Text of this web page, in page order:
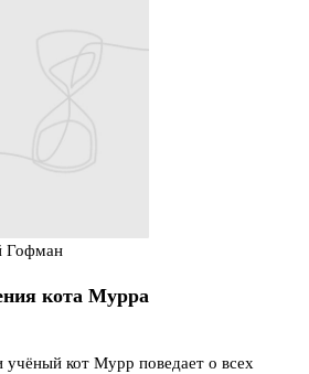
Гофман
кота Мурра
учёный кот Мурр поведает о всех